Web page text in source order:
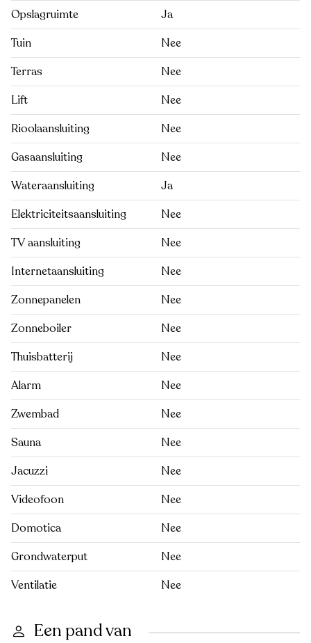
Opslagruimte
Ja
Tuin
Nee
Terras
Nee
Lift
Nee
Rioolaansluiting
Nee
Gasaansluiting
Nee
Wateraansluiting
Ja
Elektriciteitsaansluiting
Nee
TV aansluiting
Nee
Internetaansluiting
Nee
Zonnepanelen
Nee
Zonneboiler
Nee
Thuisbatterij
Nee
Alarm
Nee
Zwembad
Nee
Sauna
Nee
Jacuzzi
Nee
Videofoon
Nee
Domotica
Nee
Grondwaterput
Nee
Ventilatie
Nee
Een pand van